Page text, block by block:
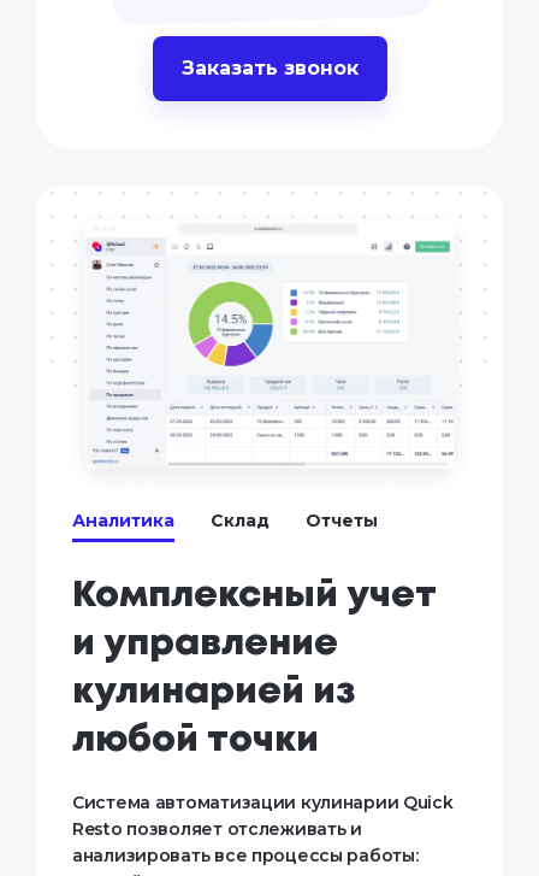
Заказать звонок
Аналитика Склад Отчеты
Комплексный учет
и управление
кулинарией из
любой точки
Система автоматизации кулинарии Quick
Resto позволяет отслеживать и
анализировать все процессы работы: